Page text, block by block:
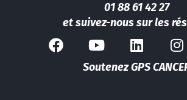
01 88 61 42 27
et suivez-nous sur les
Soutenez GPS